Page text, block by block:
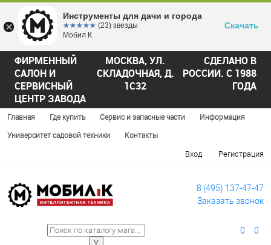
ФИРМЕННЫЙ
САЛОН И
СЕРВИСНЫЙ
ЦЕНТР ЗАВОДА
МОСКВА, УЛ.
СКЛАДОЧНАЯ, Д.
1С32
СДЕЛАНО В
РОССИИ. С 1988
ГОДА
Главная Где купить Сервис и запасные части Информация
Университет садовой техники Контакты
Вход Регистрация
8 (495) 137-47-47
Заказать звонок
0 0
Инструменты для дачи и города
☆☆☆☆☆
★★★★★ (23) звезды
Мобил К
Скачать